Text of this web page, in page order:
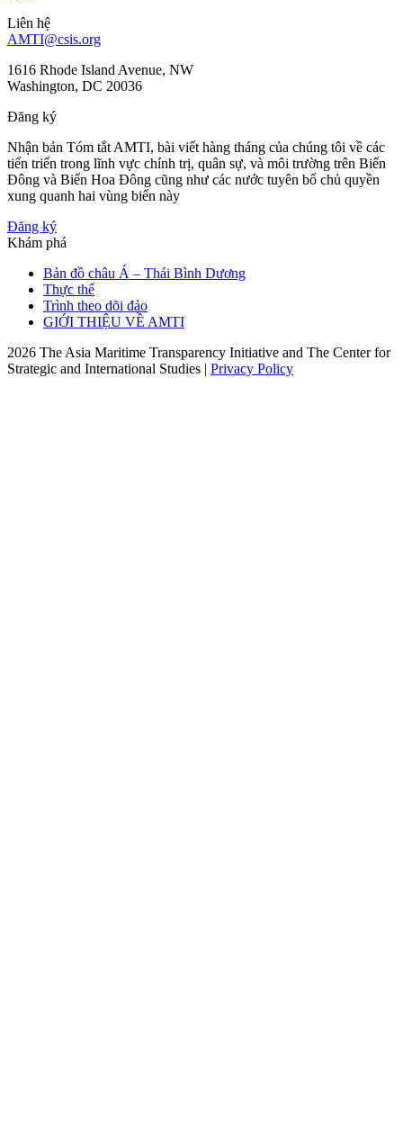
Liên hệ
AMTI@csis.org
1616 Rhode Island Avenue, NW
Washington, DC 20036
Đăng ký
Nhận bản Tóm tắt AMTI, bài viết hàng tháng của chúng tôi về các
tiến triển trong lĩnh vực chính trị, quân sự, và môi trường trên Biển
Đông và Biển Hoa Đông cũng như các nước tuyên bố chủ quyền
xung quanh hai vùng biển này
Đăng ký
Khám phá
Bản đồ châu Á – Thái Bình Dương
Thực thể
Trình theo dõi đảo
GIỚI THIỆU VỀ AMTI
2026 The Asia Maritime Transparency Initiative and The Center for
Strategic and International Studies | Privacy Policy